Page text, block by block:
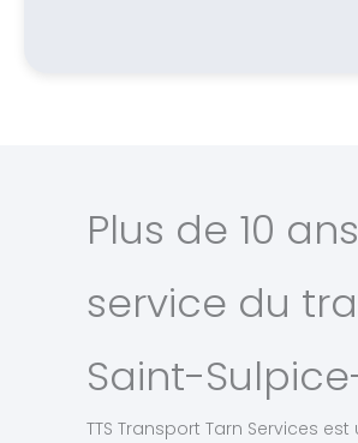
Plus de 10
service du
Saint-
TTS Transport Tarn Services